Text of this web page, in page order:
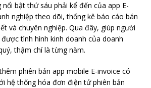
nổi bật thứ sáu phải kể đến của app E-
nghiệp theo dõi, thống kê báo cáo bán
và chuyên nghiệp. Qua đây, giúp người
tình hình kinh doanh của doanh
thậm chí là từng năm.
phiên bản app mobile E-invoice có
hệ thống hóa đơn điện tử phiên bản